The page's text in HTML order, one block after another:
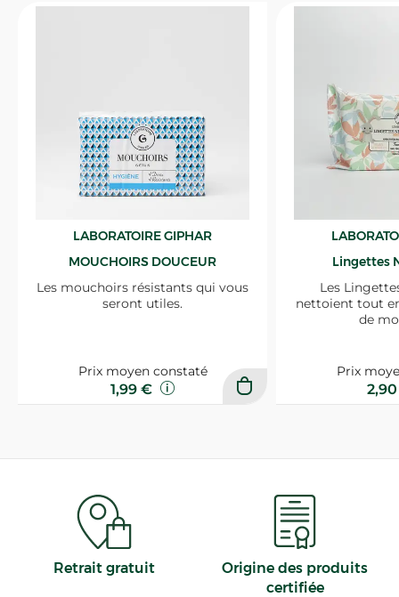
LABORATOIRE GIPHAR
MOUCHOIRS DOUCEUR
Les mouchoirs résistants qui vous
seront utiles.
Prix moyen constaté
1,99 €
Lingettes
Les
nettoient tout
de
Prix
Retrait gratuit
Origine des produits
certifiée